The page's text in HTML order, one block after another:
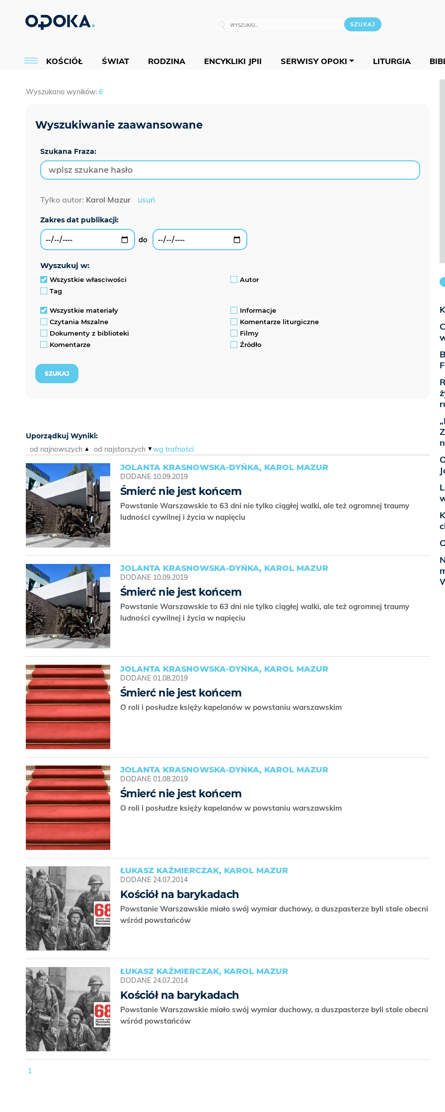
KOŚCIÓŁ ŚWIAT RODZINA ENCYKLIKI JPII SERWISY OPOKI LITURGIA
Wyszukano wyników: 6
Szukana Fraza:
Tylko autor: Karol Mazur usuń
wyszukuj w:
Wszystkie własciwości
Autor
Tag
Wszystkie materiały
Informacje
Czytania Mszalne
Komentarze liturgiczne
Dokumenty z biblioteki
Filmy
Komentarze
Źródło
Uporządkuj Wyniki:
od najnowszych
od najstarszych wg trafności
JOLANTA KRASNOWSKA-DYŃKA, KAROL MAZUR
DODANE 10.09.2019
Śmierć nie jest końcem
Powstanie Warszawskie to 63 dni nie tylko ciągłej walki, ale też ogromnej traumy
ludności cywilnej i życia w napięciu
JOLANTA KRASNOWSKA-DYŃKA, KAROL MAZUR
DODANE 10.09.2019
Śmierć nie jest końcem
Powstanie Warszawskie to 63 dni nie tylko ciągłej walki, ale też ogromnej traumy
ludności cywilnej i życia w napięciu
JOLANTA KRASNOWSKA-DYŃKA, KAROL MAZUR
DODANE 01.08.2019
Śmierć nie jest końcem
O roli i posłudze księży kapelanów w powstaniu warszawskim
JOLANTA KRASNOWSKA-DYŃKA, KAROL MAZUR
DODANE 01.08.2019
Śmierć nie jest końcem
O roli i posłudze księży kapelanów w powstaniu warszawskim
ŁUKASZ KAŹMIERCZAK, KAROL MAZUR
DODANE 24.07.2014
Kościół na barykadach
Powstanie Warszawskie miało swój wymiar duchowy, a duszpasterze byli stale obecni
wśród powstańców
ŁUKASZ KAŹMIERCZAK, KAROL MAZUR
DODANE 24.07.2014
Kościół na barykadach
Powstanie Warszawskie miało swój wymiar duchowy, a duszpasterze byli stale obecni
wśród powstańców
1